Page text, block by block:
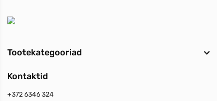
Tootekategooriad
Kontaktid
+372 6346 324